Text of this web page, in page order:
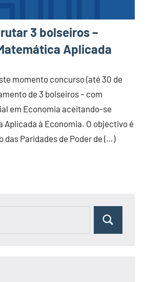
3 bolseiros –
Aplicada
momento concurso (até 30 de
de 3 bolseiros – com
em Economia aceitando-se
à Economia. O objectivo é
Paridades de Poder de (…)
Pesquisar